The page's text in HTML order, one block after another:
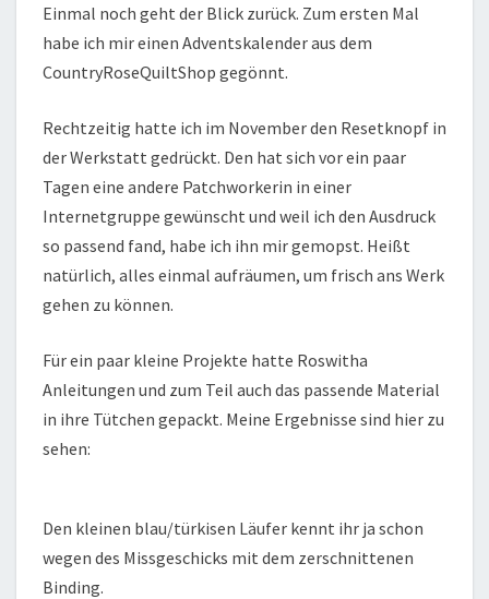
Einmal noch geht der Blick zurück. Zum ersten Mal
habe ich mir einen Adventskalender aus dem
CountryRoseQuiltShop gegönnt.
Rechtzeitig hatte ich im November den Resetknopf in
der Werkstatt gedrückt. Den hat sich vor ein paar
Tagen eine andere Patchworkerin in einer
Internetgruppe gewünscht und weil ich den Ausdruck
so passend fand, habe ich ihn mir gemopst. Heißt
natürlich, alles einmal aufräumen, um frisch ans Werk
gehen zu können.
Für ein paar kleine Projekte hatte Roswitha
Anleitungen und zum Teil auch das passende Material
in ihre Tütchen gepackt. Meine Ergebnisse sind hier zu
sehen:
Den kleinen blau/türkisen Läufer kennt ihr ja schon
wegen des Missgeschicks mit dem zerschnittenen
Binding.